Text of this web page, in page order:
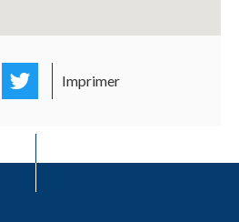
FacebookTwitter
Imprimer